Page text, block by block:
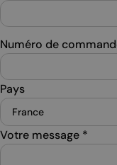
Numéro de
Pays
Votre message *